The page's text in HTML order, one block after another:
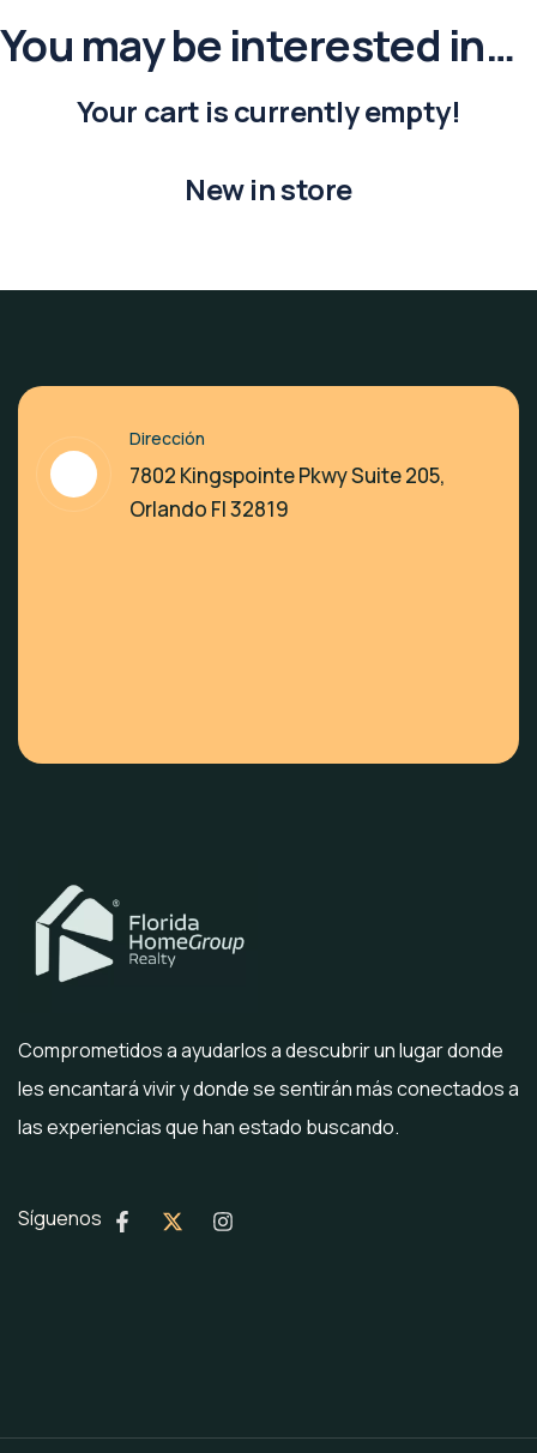
You may be interested in…
Your cart is currently empty!
New in store
Dirección
7802 Kingspointe Pkwy Suite 205,
Orlando Fl 32819
Comprometidos a ayudarlos a descubrir un lugar donde
les encantará vivir y donde se sentirán más conectados a
las experiencias que han estado buscando.
Síguenos